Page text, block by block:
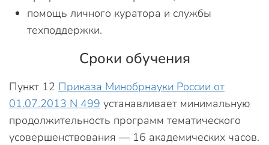
помощь личного куратора и службы
техподдержки.
Сроки обучения
Пункт 12 Приказа Минобрнауки России от
01.07.2013 N 499 устанавливает минимальную
продолжительность программ тематического
усовершенствования — 16 академических часов.